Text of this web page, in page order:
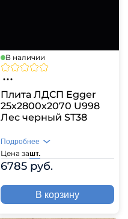
В наличии
Плита ЛДСП Egger
25х2800х2070 U998
Лес черный ST38
Цена зашт.
6785 руб.
Подробнее
В корзину